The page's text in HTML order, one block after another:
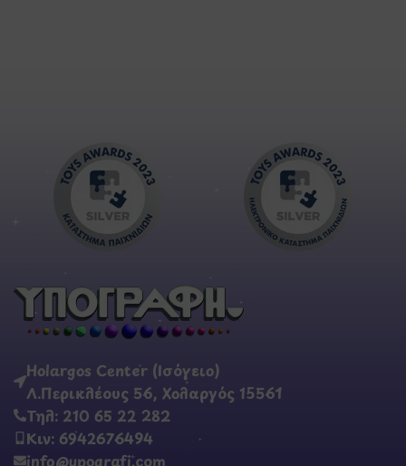
Holargos Center (Ισόγειο)
Λ.Περικλέους 56, Χολαργός 15561
Τηλ: 210 65 22 282
Κιν: 6942676494
info@ypografi.com